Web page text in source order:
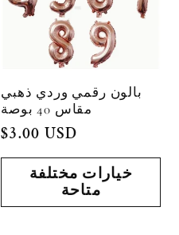
بالون رقمي وردي ذهبي
مقاس 40 بوصة
السعر
العادي
$3.00 USD
خيارات مختلفة
متاحة